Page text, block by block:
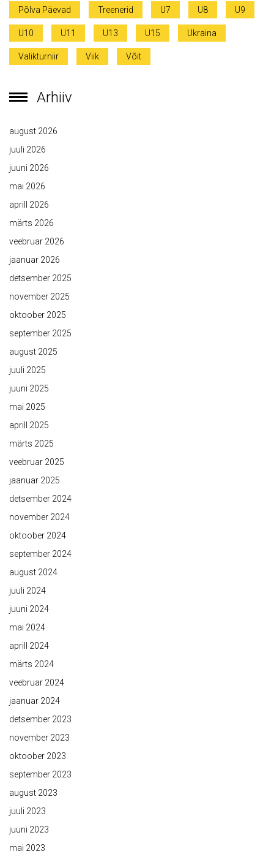
Põlva Päevad Treenerid U7 U8 U9
U10 U11 U13 U15 Ukraina
Valikturniir Viik Võit
Arhiiv
august 2026
juuli 2026
juuni 2026
mai 2026
aprill 2026
märts 2026
veebruar 2026
jaanuar 2026
detsember 2025
november 2025
oktoober 2025
september 2025
august 2025
juuli 2025
juuni 2025
mai 2025
aprill 2025
märts 2025
veebruar 2025
jaanuar 2025
detsember 2024
november 2024
oktoober 2024
september 2024
august 2024
juuli 2024
juuni 2024
mai 2024
aprill 2024
märts 2024
veebruar 2024
jaanuar 2024
detsember 2023
november 2023
oktoober 2023
september 2023
august 2023
juuli 2023
juuni 2023
mai 2023